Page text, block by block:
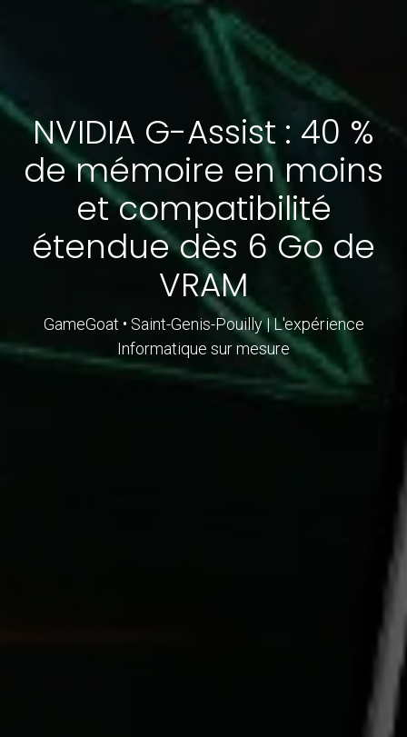
NVIDIA G-Assist : 40 %
de mémoire en moins
et compatibilité
étendue dès 6 Go de
VRAM
GameGoat • Saint-Genis-Pouilly | L'expérience
Informatique sur mesure